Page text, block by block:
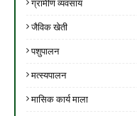
ग्रामीण व्यवसाय
जैविक खेती
पशुपालन
मत्स्यपालन
मासिक कार्य माला